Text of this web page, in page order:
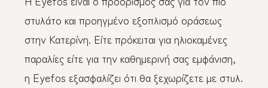
στυλάτο και προηγμένο εξοπλισμό οράσεως
στην Κατερίνη. Είτε πρόκειται για ηλιοκαμένες
παραλίες είτε για την καθημερινή σας εμφάνιση,
η Eyefos εξασφαλίζει ότι θα ξεχωρίζετε με στυλ.